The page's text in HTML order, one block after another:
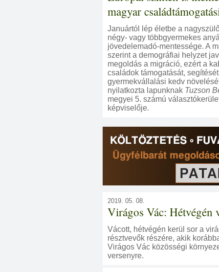
magyar
Januártól lép életbe a
négy- vagy többgyermekes
jövedelemadó-mentessége. A
szerint a demográfiai helyzet
megoldás a migráció, ezért a
családok támogatását,
gyermekvállalási kedv
nyilatkozta lapunknak Tuzson
megyei 5. számú
képviselője.
2019. 05. 08.
Virágos Vác: Hétvégén
Vácott, hétvégén kerül sor a
résztvevők részére, akik
Virágos Vác közösségi
versenyre.